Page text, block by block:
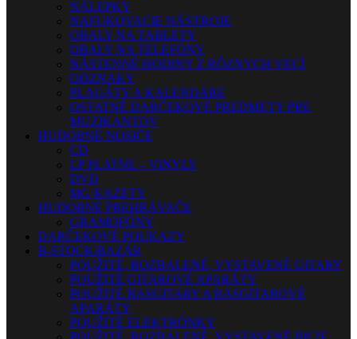
NÁLEPKY
NAFUKOVACIE NÁSTROJE
OBALY NA TABLETY
OBALY NA TELEFÓNY
NÁSTENNÉ HODINY Z RÔZNYCH VECÍ
ODZNAKY
PLAGÁTY A KALENDÁRE
OSTATNÉ DARČEKOVÉ PREDMETY PRE
MUZIKANTOV
HUDOBNÉ NOSIČE
CD
LP PLATNE – VINYLY
DVD
MG KAZETY
HUDOBNÉ PREHRÁVAČE
GRAMOFÓNY
DARČEKOVÉ POUKAZY
B-STOCK/BAZÁR
POUŽITÉ, ROZBALENÉ, VYSTAVENÉ GITARY
POUŽITÉ GITAROVÉ APARÁTY
POUŽITÉ BASGITARY A BASGITAROVÉ
APARÁTY
POUŽITÉ ELEKTRÓNKY